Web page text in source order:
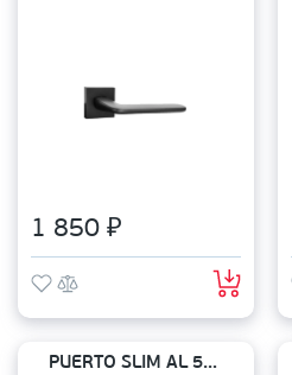
1 850 ₽
PUERTO SLIM AL 545-06 SSC